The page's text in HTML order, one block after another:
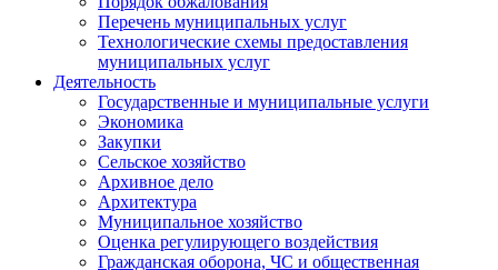
Перечень муниципальных услуг
Технологические схемы предоставления
муниципальных услуг
Деятельность
Государственные и муниципальные услуги
Экономика
Закупки
Сельское хозяйство
Архивное дело
Архитектура
Муниципальное хозяйство
Оценка регулирующего воздействия
Гражданская оборона, ЧС и общественная